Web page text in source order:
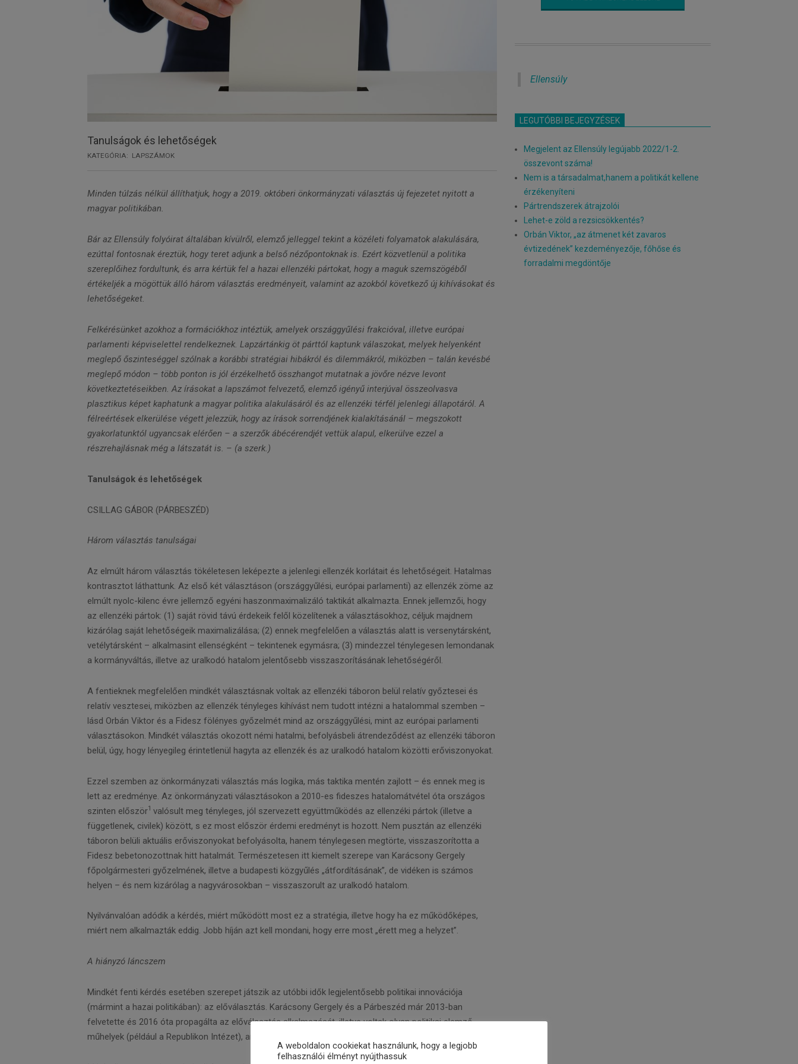
Tanulságok és lehetőségek
KATEGÓRIA: LAPSZÁMOK
Minden túlzás nélkül állíthatjuk, hogy a 2019. októberi önkormányzati választás új fejezetet nyitott a
magyar politikában.
Bár az Ellensúly folyóirat általában kívülről, elemző jelleggel tekint a közéleti folyamatok alakulására,
ezúttal fontosnak éreztük, hogy teret adjunk a belső nézőpontoknak is. Ezért közvetlenül a politika
szereplőihez fordultunk, és arra kértük fel a hazai ellenzéki pártokat, hogy a maguk szemszögéből
értékeljék a mögöttük álló három választás eredményeit, valamint az azokból következő új kihívásokat és
lehetőségeket.
Felkérésünket azokhoz a formációkhoz intéztük, amelyek országgyűlési frakcióval, illetve európai
parlamenti képviselettel rendelkeznek. Lapzártánkig öt párttól kaptunk válaszokat, melyek helyenként
meglepő őszinteséggel szólnak a korábbi stratégiai hibákról és dilemmákról, miközben – talán kevésbé
meglepő módon – több ponton is jól érzékelhető összhangot mutatnak a jövőre nézve levont
következtetéseikben. Az írásokat a lapszámot felvezető, elemző igényű interjúval összeolvasva
plasztikus képet kaphatunk a magyar politika alakulásáról és az ellenzéki térfél jelenlegi állapotáról. A
félreértések elkerülése végett jelezzük, hogy az írások sorrendjének kialakításánál – megszokott
gyakorlatunktól ugyancsak elérően – a szerzők ábécérendjét vettük alapul, elkerülve ezzel a
részrehajlásnak még a látszatát is. – (a szerk.)
Tanulságok és lehetőségek
CSILLAG GÁBOR (PÁRBESZÉD)
Három választás tanulságai
Az elmúlt három választás tökéletesen leképezte a jelenlegi ellenzék korlátait és lehetőségeit. Hatalmas
kontrasztot láthattunk. Az első két választáson (országgyűlési, európai parlamenti) az ellenzék zöme az
elmúlt nyolc-kilenc évre jellemző egyéni haszonmaximalizáló taktikát alkalmazta. Ennek jellemzői, hogy
az ellenzéki pártok: (1) saját rövid távú érdekeik felől közelítenek a választásokhoz, céljuk majdnem
kizárólag saját lehetőségeik maximalizálása; (2) ennek megfelelően a választás alatt is versenytársként,
vetélytársként – alkalmasint ellenségként – tekintenek egymásra; (3) mindezzel ténylegesen lemondanak
a kormányváltás, illetve az uralkodó hatalom jelentősebb visszaszorításának lehetőségéről.
A fentieknek megfelelően mindkét választásnak voltak az ellenzéki táboron belül relatív győztesei és
relatív vesztesei, miközben az ellenzék tényleges kihívást nem tudott intézni a hatalommal szemben –
lásd Orbán Viktor és a Fidesz fölényes győzelmét mind az országgyűlési, mint az európai parlamenti
választásokon. Mindkét választás okozott némi hatalmi, befolyásbeli átrendeződést az ellenzéki táboron
belül, úgy, hogy lényegileg érintetlenül hagyta az ellenzék és az uralkodó hatalom közötti erőviszonyokat.
Ezzel szemben az önkormányzati választás más logika, más taktika mentén zajlott – és ennek meg is
lett az eredménye. Az önkormányzati választásokon a 2010-es fideszes hatalomátvétel óta országos
szinten először1 valósult meg tényleges, jól szervezett együttműködés az ellenzéki pártok (illetve a
függetlenek, civilek) között, s ez most először érdemi eredményt is hozott. Nem pusztán az ellenzéki
táboron belüli aktuális erőviszonyokat befolyásolta, hanem ténylegesen megtörte, visszaszorította a
Fidesz bebetonozottnak hitt hatalmát. Természetesen itt kiemelt szerepe van Karácsony Gergely
főpolgármesteri győzelmének, illetve a budapesti közgyűlés „átfordításának”, de vidéken is számos
helyen – és nem kizárólag a nagyvárosokban – visszaszorult az uralkodó hatalom.
Nyilvánvalóan adódik a kérdés, miért működött most ez a stratégia, illetve hogy ha ez működőképes,
miért nem alkalmazták eddig. Jobb híján azt kell mondani, hogy erre most „érett meg a helyzet”.
A hiányzó láncszem
Mindkét fenti kérdés esetében szerepet játszik az utóbbi idők legjelentősebb politikai innovációja
(mármint a hazai politikában): az előválasztás. Karácsony Gergely és a Párbeszéd már 2013-ban
felvetette és 2016 óta propagálta az előválasztás alkalmazását, illetve voltak olyan politikai elemző
műhelyek (például a Republikon Intézet), amelyek szintén fantáziát láttak ebben.
Ellensúly
LEGUTÓBBI BEJEGYZÉSEK
Megjelent az Ellensúly legújabb 2022/1-2.
összevont száma!
Nem is a társadalmat,hanem a politikát kellene
érzékenyíteni
Pártrendszerek átrajzolói
Lehet-e zöld a rezsicsökkentés?
Orbán Viktor, „az átmenet két zavaros
évtizedének” kezdeményezője, főhőse és
forradalmi megdöntője
A weboldalon cookiekat használunk, hogy a legjobb
felhasználói élményt nyújthassuk